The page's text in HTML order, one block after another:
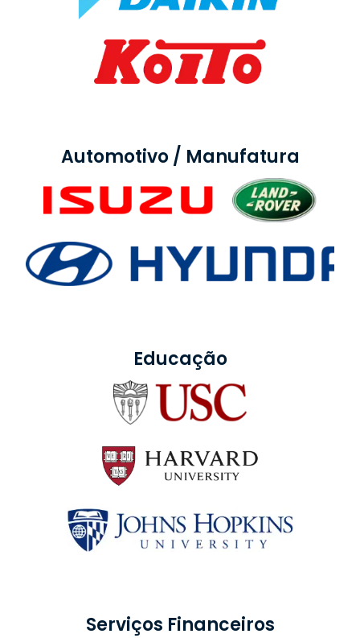
Automotivo / Manufatura
Educação
Serviços Financeiros